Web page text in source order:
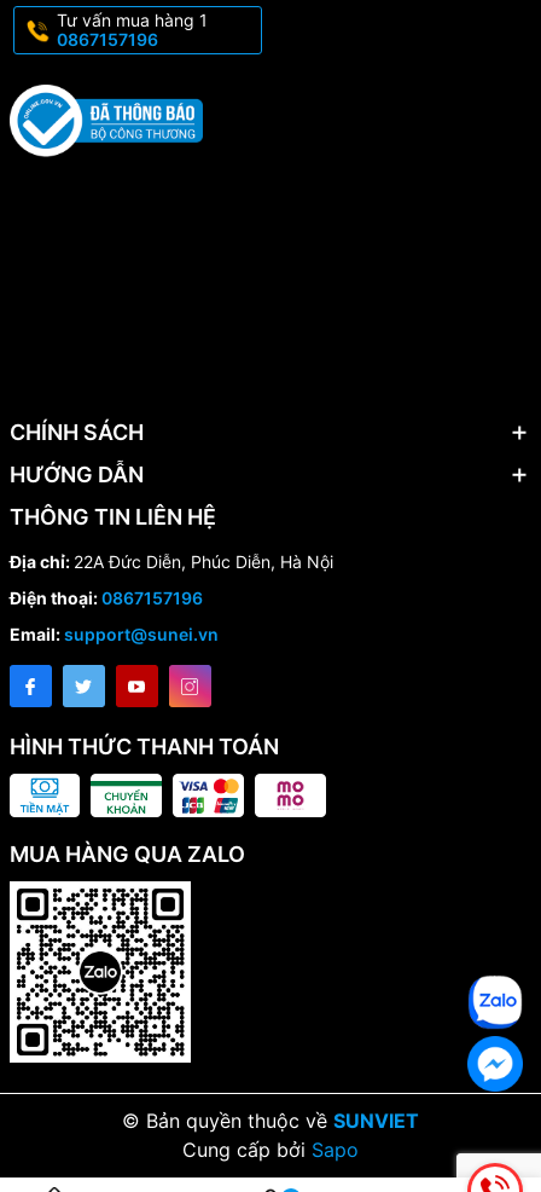
Tư vấn mua hàng 1
0867157196
CHÍNH SÁCH
HƯỚNG DẪN
THÔNG TIN LIÊN HỆ
Địa chỉ: 22A Đức Diễn, Phúc Diễn, Hà Nội
Điện thoại:0867157196
Email:support@sunei.vn
HÌNH THỨC THANH TOÁN
MUA HÀNG QUA ZALO
© Bản quyền thuộc về SUNVIET
Cung cấp bởi Sapo